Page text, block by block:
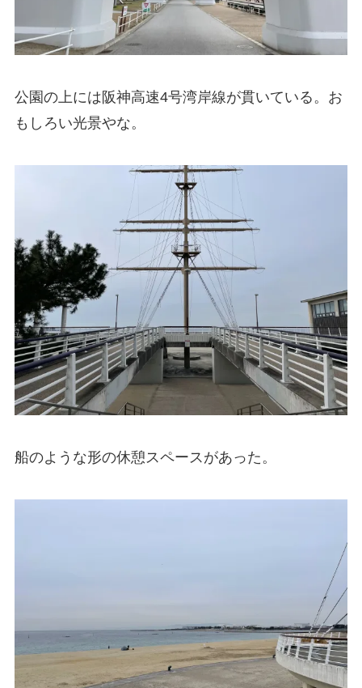
公園の上には阪神高速4号湾岸線が貫いている。お
もしろい光景やな。
船のような形の休憩スペースがあった。